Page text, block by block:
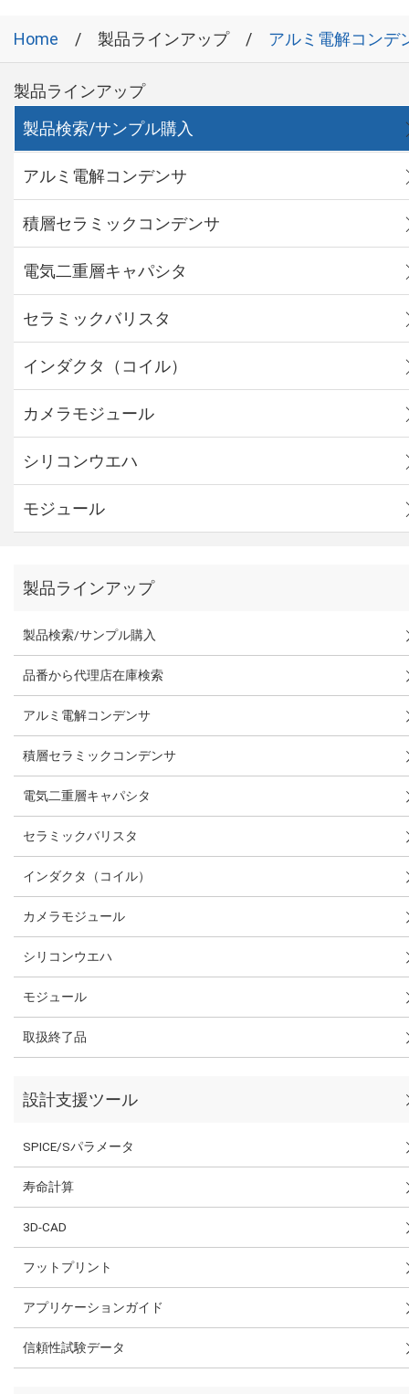
Home 製品ラインアップ アルミ電解コンデ
製品ラインアップ
製品検索/サンプル購入
アルミ電解コンデンサ
積層セラミックコンデンサ
電気二重層キャパシタ
セラミックバリスタ
インダクタ（コイル）
カメラモジュール
シリコンウエハ
モジュール
製品ラインアップ
製品検索/サンプル購入
品番から代理店在庫検索
アルミ電解コンデンサ
積層セラミックコンデンサ
電気二重層キャパシタ
セラミックバリスタ
インダクタ（コイル）
カメラモジュール
シリコンウエハ
モジュール
取扱終了品
設計支援ツール
SPICE/Sパラメータ
寿命計算
3D-CAD
フットプリント
アプリケーションガイド
信頼性試験データ